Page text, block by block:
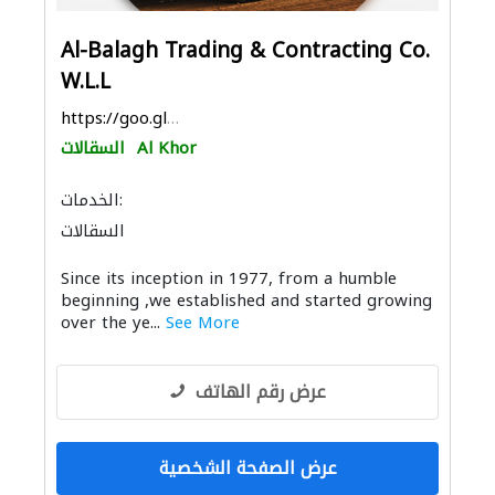
Al-Balagh Trading & Contracting Co.
W.L.L
https://goo.gl/maps/tCXtzoHsLyN3v3cE9
السقالات Al Khor
الخدمات:
السقالات
موردو مواد البناء
Since its inception in 1977, from a humble
beginning ,we established and started growing
over the ye... See More
عرض رقم الهاتف
عرض الصفحة الشخصية